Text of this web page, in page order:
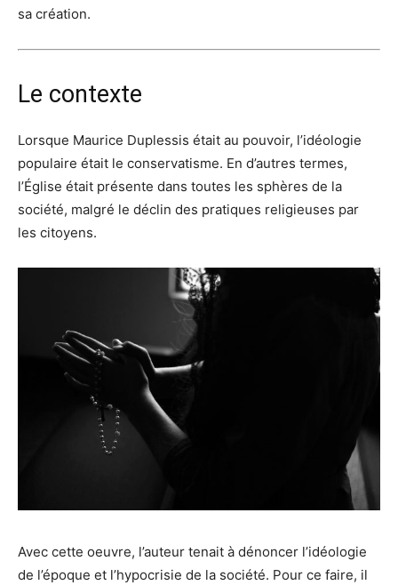
sa création.
Le contexte
Lorsque Maurice Duplessis était au pouvoir, l’idéologie
populaire était le conservatisme. En d’autres termes,
l’Église était présente dans toutes les sphères de la
société, malgré le déclin des pratiques religieuses par
les citoyens.
Avec cette oeuvre, l’auteur tenait à dénoncer l’idéologie
de l’époque et l’hypocrisie de la société. Pour ce faire, il